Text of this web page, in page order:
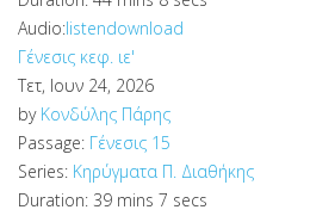
Audio:listendownload
Γένεσις κεφ. ιε'
Τετ, Ιουν 24, 2026
by Κονδύλης Πάρης
Passage: Γένεσις 15
Series: Κηρύγματα Π. Διαθήκης
Duration: 39 mins 7 secs